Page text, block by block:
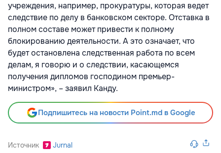
учреждения, например, прокуратуры, которая ведет
следствие по делу в банковском секторе. Отставка в
полном составе может привести к полному
блокированию деятельности. А это означает, что
будет остановлена следственная работа по всем
делам, я говорю и о следствии, касающемся
получения дипломов господином премьер-
министром», – заявил Канду.
Подпишитесь на новости Point.md в Google
Источник Jurnal